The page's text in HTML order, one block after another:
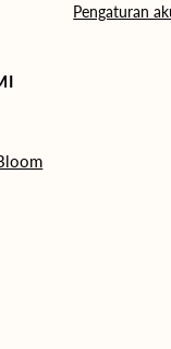
Pengaturan